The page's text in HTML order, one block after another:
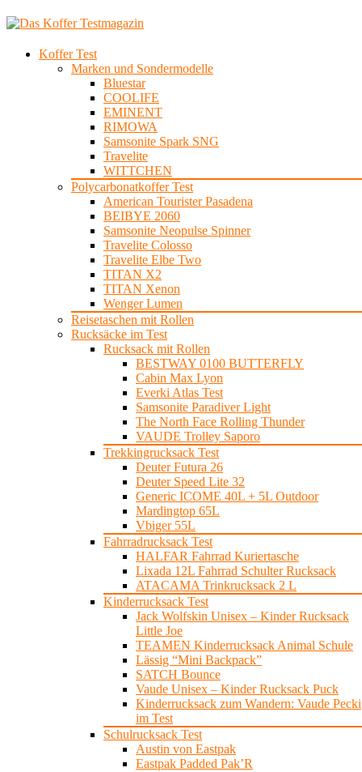
Koffer Test
Marken und Sondermodelle
Bluestar
COOLIFE
EMINENT
RIMOWA
Samsonite Spark SNG
Travelite
WITTCHEN
Polycarbonatkoffer Test
American Tourister Pasadena
BEIBYE 2060
Samsonite Neopulse Spinner
Travelite Colosso
Travelite Elbe Two
TITAN X2
TITAN Xenon
Wenger Lumen
Reisetaschen mit Rollen
Rucksäcke im Test
Rucksack mit Rollen
BESTWAY 0100 BUTTERFLY
Cabin Max Lyon
Everki Atlas Test
Samsonite Paradiver Light
The North Face Rolling Thunder
VAUDE Trolley Saporo
Trekkingrucksack Test
Deuter Futura 26
Deuter Speed Lite 32
Generic ICOME 40L + 5L Outdoor
Mardingtop 65L
Vbiger 55L
Fahrradrucksack Test
HALFAR Fahrrad Kuriertasche
Lixada 12L Fahrrad Schulter Rucksack
ATACAMA Trinkrucksack 2 L
Kinderrucksack Test
Jack Wolfskin Unisex – Kinder Rucksack
Little Joe
TEAMEN Kinderrucksack Animal Schule
Lässig “Mini Backpack”
SATCH Bounce
Vaude Unisex – Kinder Rucksack Puck
Kinderrucksack zum Wandern: Vaude Pecki
im Test
Schulrucksack Test
Austin von Eastpak
Eastpak Padded Pak’R